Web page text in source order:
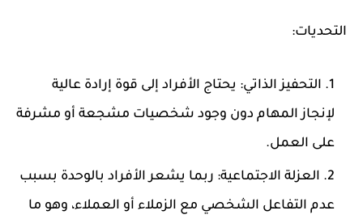
التحديات:
التحفيز الذاتي: يحتاج الأفراد إلى قوة إرادة عالية
لإنجاز المهام دون وجود شخصيات مشجعة أو مشرفة
على العمل.
العزلة الاجتماعية: ربما يشعر الأفراد بالوحدة بسبب
عدم التفاعل الشخصي مع الزملاء أو العملاء، وهو ما